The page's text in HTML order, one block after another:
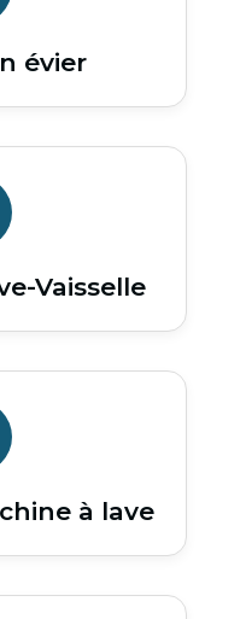
évier
Vaisselle
à lave